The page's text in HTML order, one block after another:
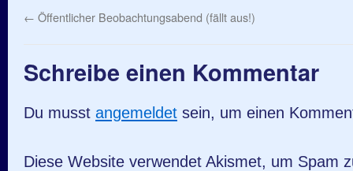
← Öffentlicher Beobachtungsabend (fällt aus!)
Schreibe einen Kommentar
Du musst angemeldet sein, um einen
Diese Website verwendet Akismet, um Spam